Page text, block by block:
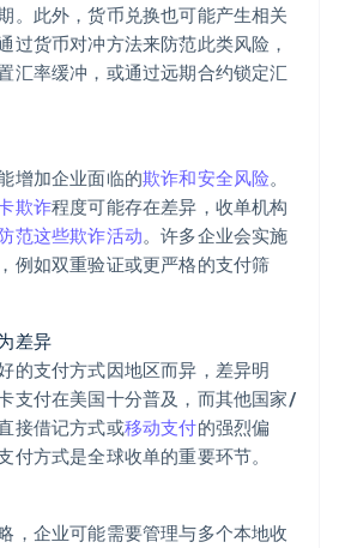
。此外，货币兑换也可能产生相关
过货币对冲方法来防范此类风险，
汇率缓冲，或通过远期合约锁定汇
增加企业面临的欺诈和安全风险。
欺诈程度可能存在差异，收单机构
范这些欺诈活动。许多企业会实施
例如双重验证或更严格的支付筛
差异
的支付方式因地区而异，差异明
支付在美国十分普及，而其他国家/
接借记方式或移动支付的强烈偏
付方式是全球收单的重要环节。
，企业可能需要管理与多个本地收